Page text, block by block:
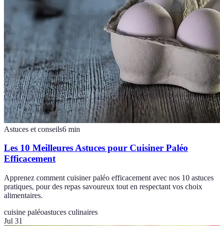
Astuces et conseils6 min
Les 10 Meilleures Astuces pour Cuisiner Paléo
Efficacement
Apprenez comment cuisiner paléo efficacement avec nos 10 astuces
pratiques, pour des repas savoureux tout en respectant vos choix
alimentaires.
cuisine paléoastuces culinaires
Jul 31